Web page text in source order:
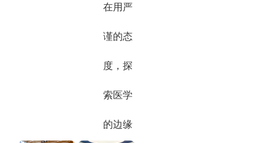
在用严
谨的态
度，探
索医学
的边缘